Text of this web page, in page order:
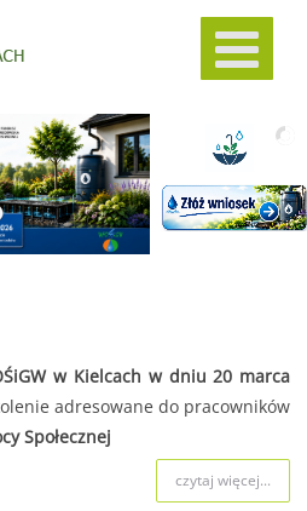
w Kielcach w dniu 20 marca
adresowane do pracowników
Społecznej
czytaj więcej...